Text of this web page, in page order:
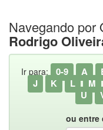
Navegando por
Rodrigo
Ir para: 0-9 A
J
K L M
U
ou entre